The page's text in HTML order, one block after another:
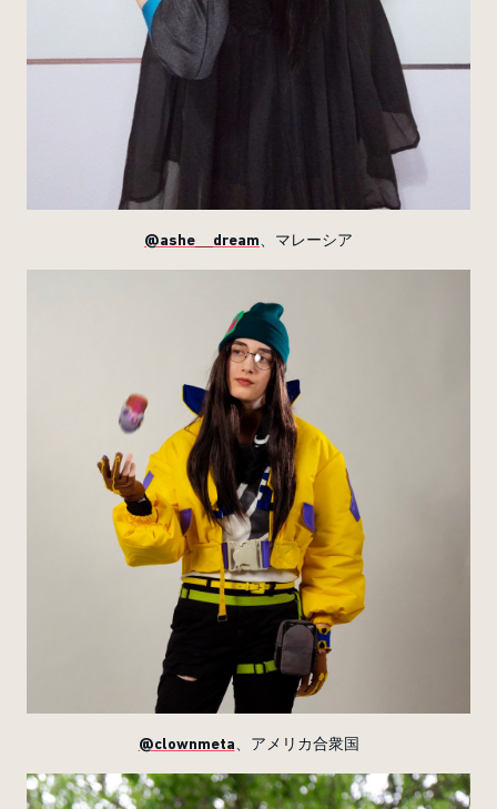
@ashe__dream 、マレーシア
@clownmeta 、アメリカ合衆国